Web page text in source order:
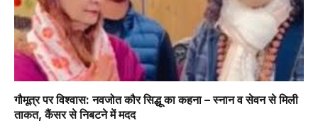
गौमूत्र पर विश्वास: नवजोत कौर सिद्धू का कहना – स्नान व सेवन से मिली
ताकत, कैंसर से निबटने में मदद